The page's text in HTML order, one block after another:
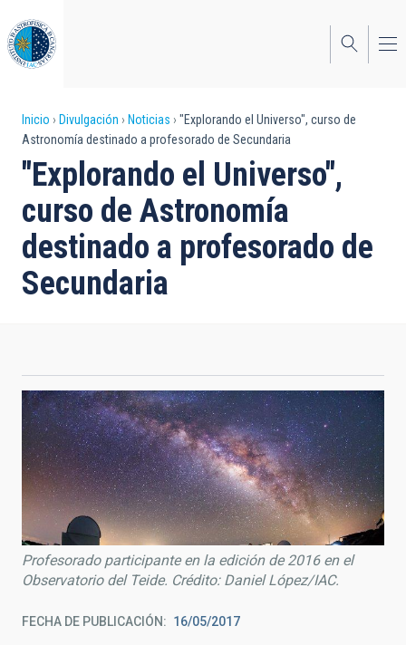
al
contenido
principal
Sobrescribir
enlaces
de
ayuda
a
la
Inicio Divulgación Noticias
"Explorando el Universo", curso de
Astronomía destinado a profesorado de Secundaria
"Explorando el Universo",
curso de Astronomía
destinado a profesorado de
Secundaria
Profesorado participante en la edición de 2016 en el
Observatorio del Teide. Crédito: Daniel López/IAC.
FECHA DE PUBLICACIÓN 16/05/2017